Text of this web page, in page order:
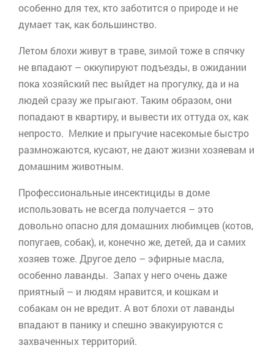
особенно для тех, кто заботится о природе и не
думает так, как большинство.
Летом блохи живут в траве, зимой тоже в спячку
не впадают – оккупируют подъезды, в ожидании
пока хозяйский пес выйдет на прогулку, да и на
людей сразу же прыгают. Таким образом, они
попадают в квартиру, и вывести их оттуда ох, как
непросто. Мелкие и прыгучие насекомые быстро
размножаются, кусают, не дают жизни хозяевам и
домашним животным.
Профессиональные инсектициды в доме
использовать не всегда получается – это
довольно опасно для домашних любимцев (котов,
попугаев, собак), и, конечно же, детей, да и самих
хозяев тоже. Другое дело – эфирные масла,
особенно лаванды. Запах у него очень даже
приятный – и людям нравится, и кошкам и
собакам он не вредит. А вот блохи от лаванды
впадают в панику и спешно эвакуируются с
захваченных территорий.